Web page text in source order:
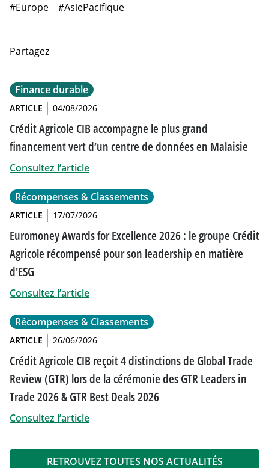
#Europe
#AsiePacifique
Partagez
Finance durable
ARTICLE 04/08/2026
Crédit Agricole CIB accompagne le plus grand
financement vert d’un centre de données en Malaisie
Consultez l’article
Récompenses & Classements
ARTICLE 17/07/2026
Euromoney Awards for Excellence 2026 : le groupe Crédit
Agricole récompensé pour son leadership en matière
d'ESG
Consultez l’article
Récompenses & Classements
ARTICLE 26/06/2026
Crédit Agricole CIB reçoit 4 distinctions de Global Trade
Review (GTR) lors de la cérémonie des GTR Leaders in
Trade 2026 & GTR Best Deals 2026
Consultez l’article
RETROUVEZ TOUTES NOS ACTUALITÉS